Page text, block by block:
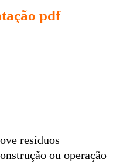
pdf
resíduos
ou operação